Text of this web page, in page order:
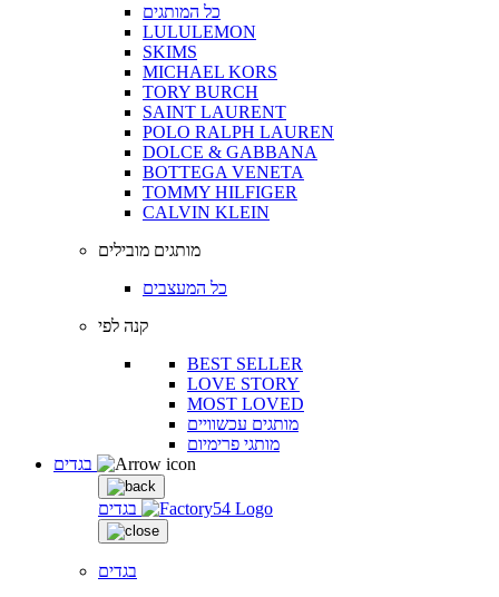
כל המותגים
LULULEMON
SKIMS
MICHAEL KORS
TORY BURCH
SAINT LAURENT
POLO RALPH LAUREN
DOLCE & GABBANA
BOTTEGA VENETA
TOMMY HILFIGER
CALVIN KLEIN
מותגים מובילים
כל המעצבים
קנה לפי
BEST SELLER
LOVE STORY
MOST LOVED
מותגים עכשוויים
מותגי פרימיום
בגדים
בגדים